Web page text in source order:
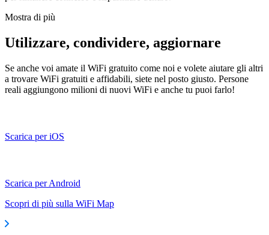
Mostra di più
Utilizzare, condividere, aggiornare
Se anche voi amate il WiFi gratuito come noi e volete aiutare gli altri
a trovare WiFi gratuiti e affidabili, siete nel posto giusto. Persone
reali aggiungono milioni di nuovi WiFi e anche tu puoi farlo!
Scarica per iOS
Scarica per Android
Scopri di più sulla WiFi Map